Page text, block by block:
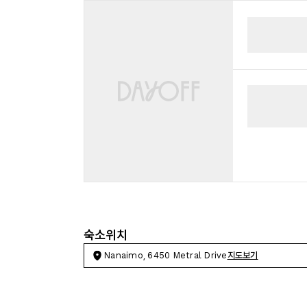
숙소위치
Nanaimo, 6450 Metral Drive 지도보기